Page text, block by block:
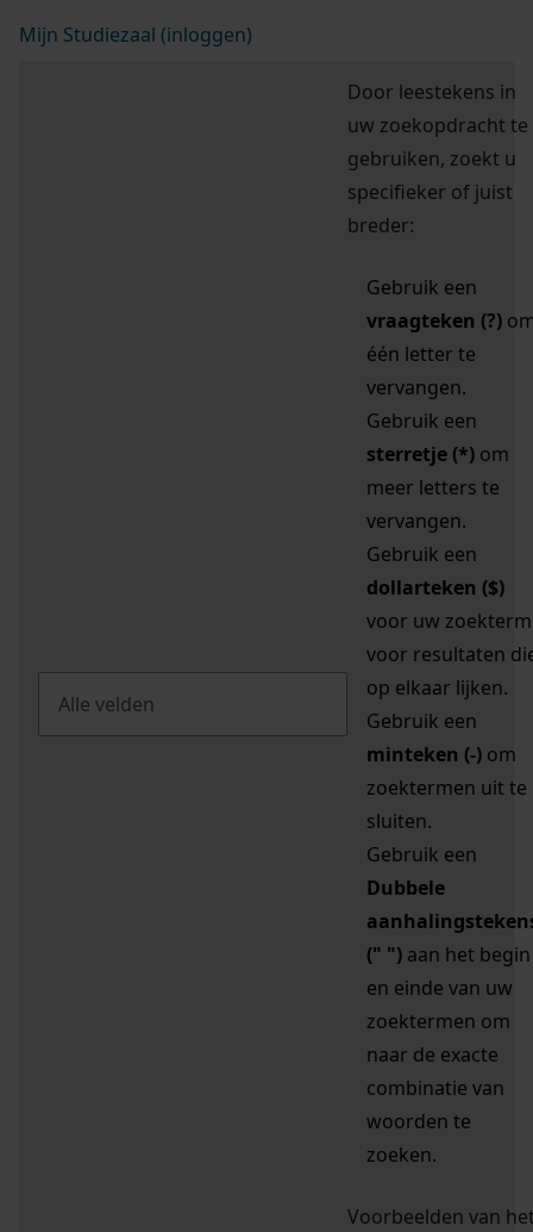
Mijn Studiezaal (inloggen)
Door leestekens in
uw zoekopdracht te
gebruiken, zoekt u
specifieker of juist
breder:
Gebruik een
vraagteken (?)
één letter te
vervangen.
Gebruik een
sterretje (*) om
meer letters te
vervangen.
Gebruik een
dollarteken ($)
voor uw zoekterm
voor resultaten
op elkaar lijken.
Gebruik een
minteken (-) om
zoektermen uit te
sluiten.
Gebruik een
Dubbele
(" ") aan het begin
en einde van uw
zoektermen om
naar de exacte
combinatie van
woorden te
zoeken.
Voorbeelden van